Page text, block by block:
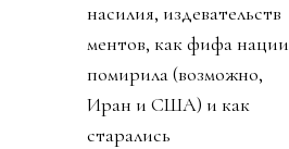
насилия, издевательств
ментов, как фифа нации
помирила (возможно,
Иран и США) и как
старались